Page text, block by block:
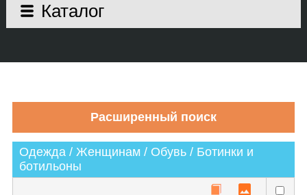
Каталог
Одежда / Женщинам / Обувь / Ботинки и
ботильоны